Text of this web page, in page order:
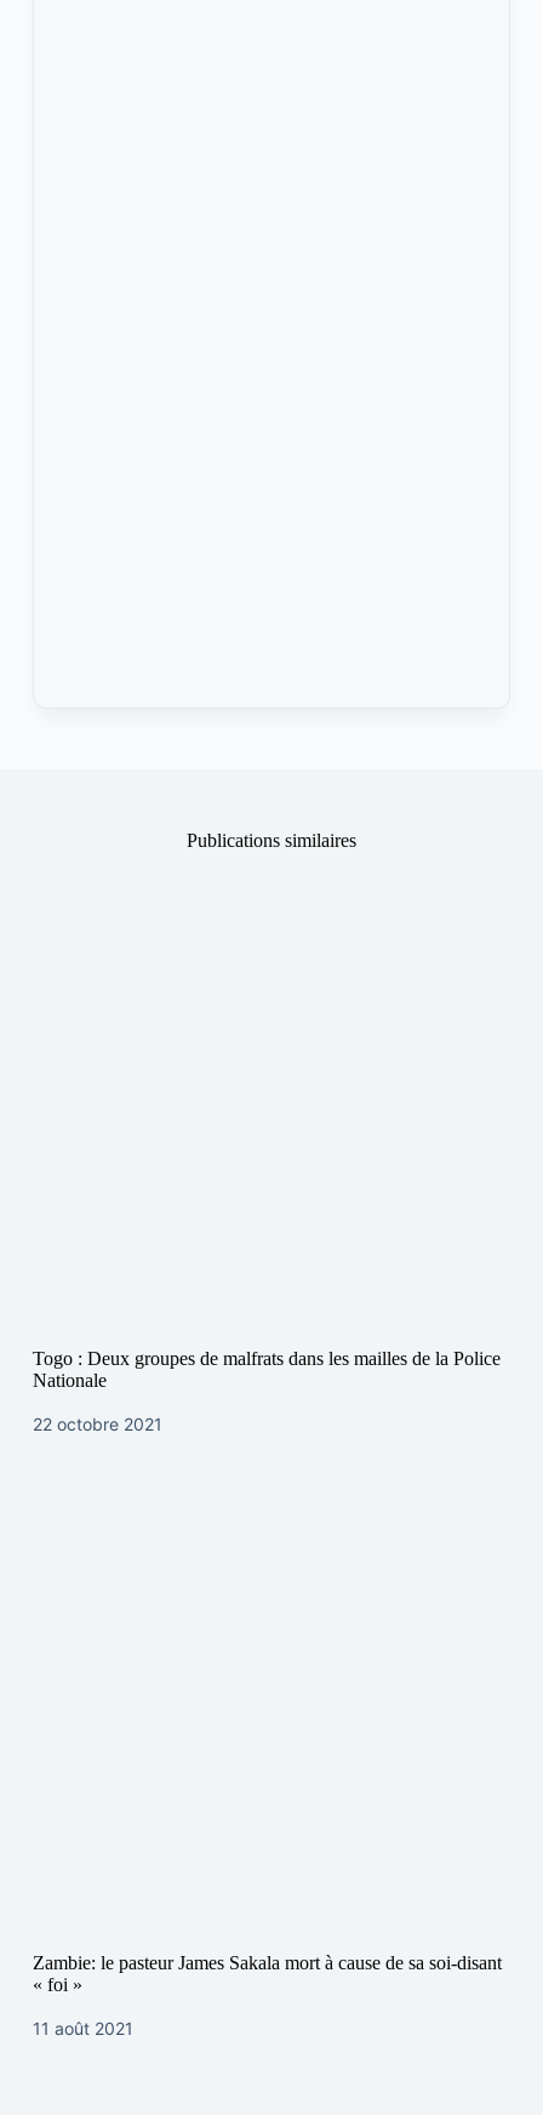
Publications similaires
Togo : Deux groupes de malfrats dans les mailles de la Police
Nationale
22 octobre 2021
Zambie: le pasteur James Sakala mort à cause de sa soi-disant
« foi »
11 août 2021